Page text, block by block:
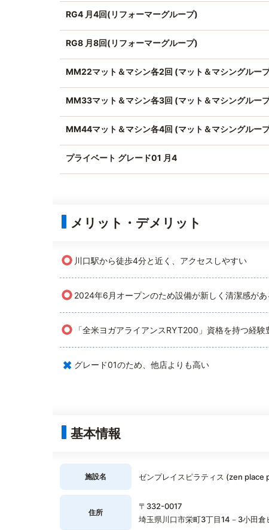
RG4 月4回(リフォーマーグループ)
RG8 月8回(リフォーマーグループ)
MM22マット＆マシン各2回 (マット＆マシングルー
MM33マット＆マシン各3回 (マット＆マシングルー
MM44マット＆マシン各4回 (マット＆マシングルー
プライベート グレード01 月4
メリット・デメリット
○ 川口駅から徒歩4分と近く、アクセスしやすい
○ 2024年6月オープンのため設備が新しく清潔感があ
○ 「全米ヨガアライアンスRYT200」資格を持つ経
× グレード01のため、他店よりも高い
基本情報
施設名 ゼンプレイスピラティス (zen place
住所
〒332-0017
埼玉県川口市栄町3丁目14－3小田倉